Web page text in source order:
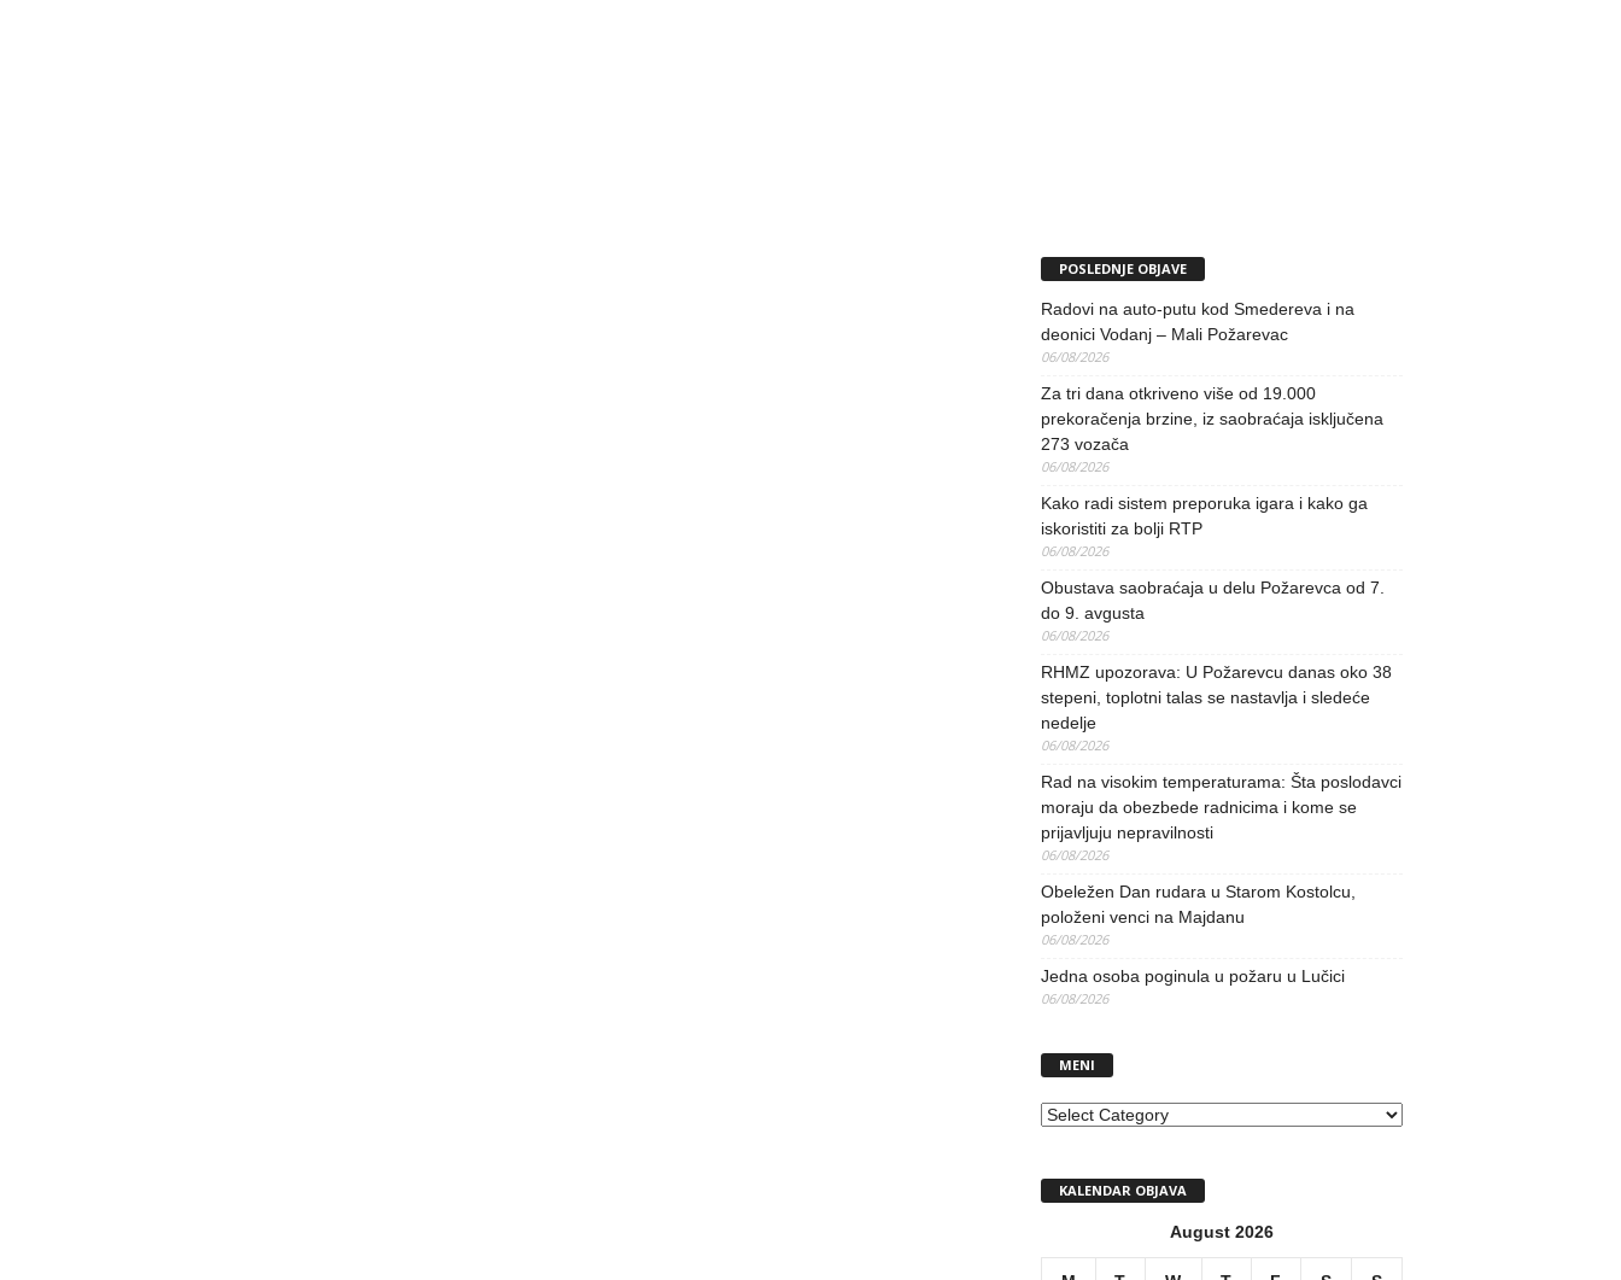
POSLEDNJE OBJAVE
Radovi na auto-putu kod Smedereva i na
deonici Vodanj – Mali Požarevac
06/08/2026
Za tri dana otkriveno više od 19.000
prekoračenja brzine, iz saobraćaja isključena
273 vozača
06/08/2026
Kako radi sistem preporuka igara i kako ga
iskoristiti za bolji RTP
06/08/2026
Obustava saobraćaja u delu Požarevca od 7.
do 9. avgusta
06/08/2026
RHMZ upozorava: U Požarevcu danas oko 38
stepeni, toplotni talas se nastavlja i sledeće
nedelje
06/08/2026
Rad na visokim temperaturama: Šta poslodavci
moraju da obezbede radnicima i kome se
prijavljuju nepravilnosti
06/08/2026
Obeležen Dan rudara u Starom Kostolcu,
položeni venci na Majdanu
06/08/2026
Jedna osoba poginula u požaru u Lučici
06/08/2026
MENI
MENI
KALENDAR OBJAVA
August 2026